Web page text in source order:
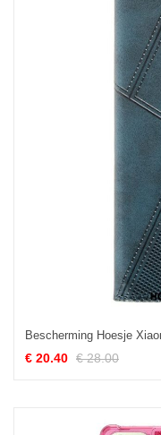
Bescherming Hoesje
€ 20.40 € 28.00